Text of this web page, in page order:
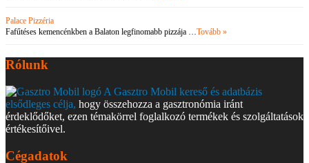
Palace Pizzéria
Fafűtéses kemencénkben a Balaton legfinomabb pizzája … Tovább »
Rólunk
A Gasztro Mobil kereső és adatbázis
elsődleges célja, hogy összehozza a gasztronómia iránt
érdeklődőket, ezen témakörrel foglalkozó termékek és szolgáltatások
értékesítőivel.
Cégadatok